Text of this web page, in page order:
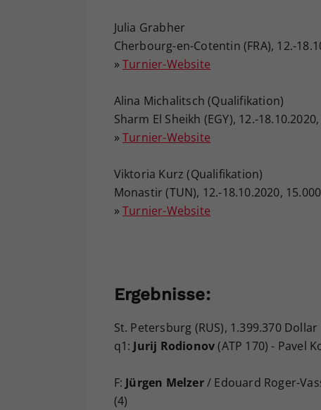
Julia Grabher
Cherbourg-en-Cotentin (FRA), 12.-
» Turnier-Website
Alina Michalitsch (Qualifikation)
Sharm El Sheikh (EGY), 12.-
» Turnier-Website
Viktoria Kurz (Qualifikation)
Monastir (TUN), 12.-18.10.2020,
» Turnier-Website
Ergebnisse:
St. Petersburg (RUS), 1.399.370 Dollar
q1: Jurij Rodionov(ATP 170) - Pavel
F: Jürgen Melzer/ Edouard Roger-
(4)